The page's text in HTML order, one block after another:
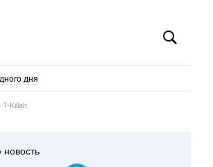
дня
T-Killah